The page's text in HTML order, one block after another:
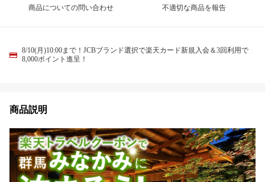
商品についての問い合わせ 不適切な商品を報告
8/10(月)10:00まで！JCBブランド選択で楽天カード新規入会＆3回利用で
8,000ポイント進呈！
商品説明